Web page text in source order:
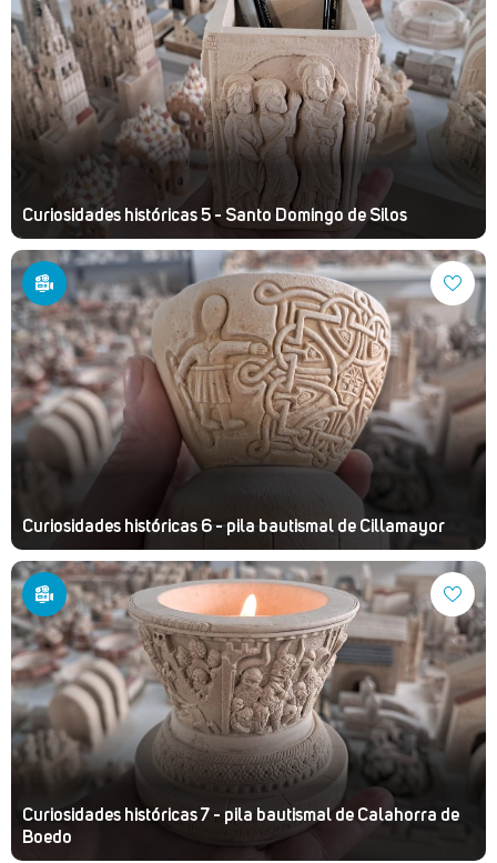
Curiosidades históricas 5 - Santo Domingo de Silos
Curiosidades históricas 6 - pila bautismal de Cillamayor
Curiosidades históricas 7 - pila bautismal de Calahorra de
Boedo